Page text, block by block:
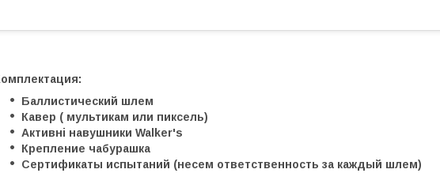
Баллистический шлем
Кавер ( мультикам или пиксель)
Активні навушники Walker's
Крепление чабурашка
Сертификаты испытаний (несем ответственность за каждый шлем)